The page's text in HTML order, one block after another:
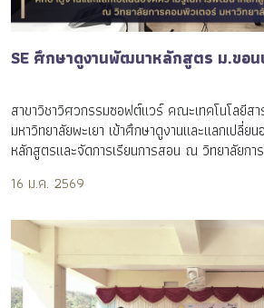
SE ศึกษาดูงานพัฒนาหลักสูตร ม.ขอ
สาขาวิชาวิศวกรรมซอฟต์แวร์ คณะเทคโนโลยีส
มหาวิทยาลัยพะเยา เข้าศึกษาดูงานและแลกเปลี่
หลักสูตรและจัดการเรียนการสอน ณ วิทยาลัยกา
16 ม.ค. 2569